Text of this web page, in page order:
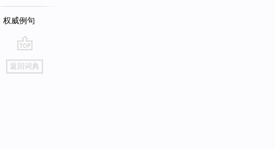
权威例句
go
top
返回词典